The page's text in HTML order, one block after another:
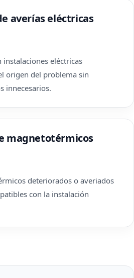
averías eléctricas
instalaciones eléctricas
origen del problema sin
innecesarios.
magnetotérmicos
deteriorados o averiados
con la instalación